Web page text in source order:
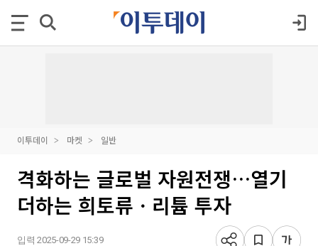
이투데이 마켓 일반
격화하는 글로벌 자원전쟁…열기
더하는 희토류ㆍ리튬 투자
입력 2025-09-29 15:39